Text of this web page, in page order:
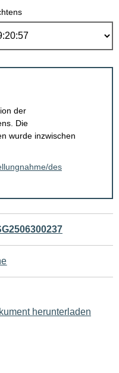
der
Die
wurde inzwischen
des
herunterladen